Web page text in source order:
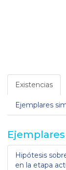
Existencias
Ejemplares
Hipótesis
en la etapa